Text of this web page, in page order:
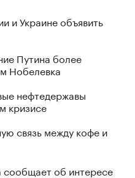
и Украине объявить
Путина более
Нобелевка
нефтедержавы
кризисе
связь между кофе и
сообщает об интересе